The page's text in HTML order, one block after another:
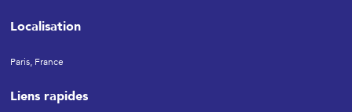
Localisation
Paris, France
Liens rapides